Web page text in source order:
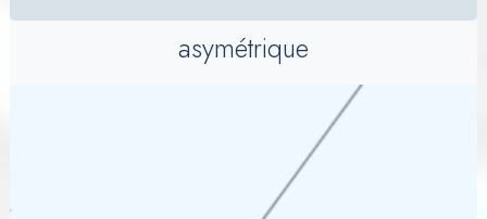
asymétrique